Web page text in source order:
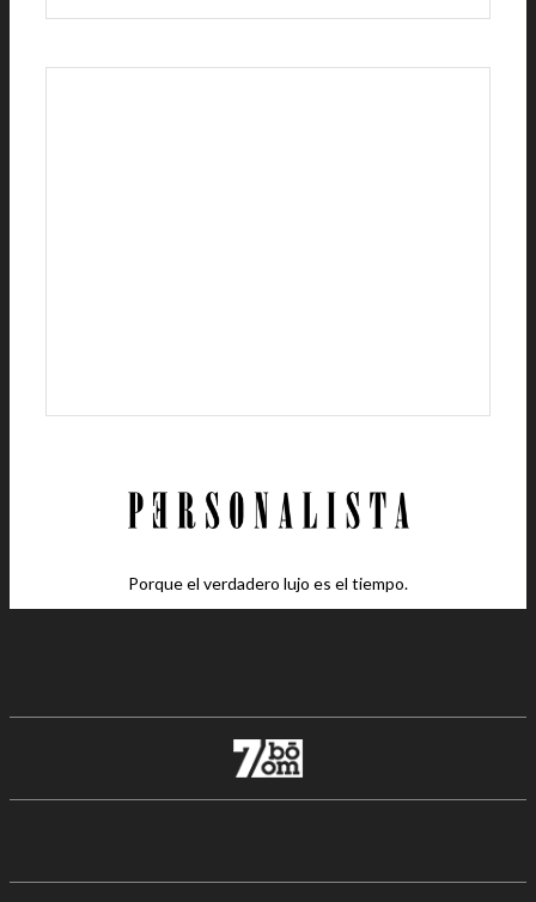
Porque el verdadero lujo es el tiempo.